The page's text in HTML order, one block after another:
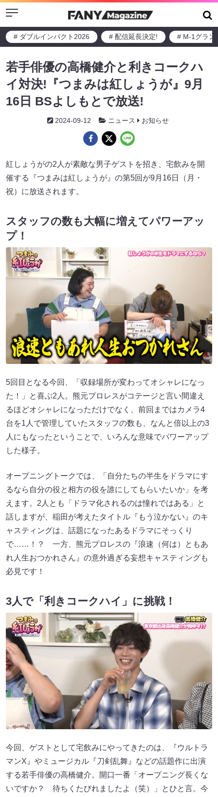
Menu
# ダブルインパクト2026 # 配信延長決定! # M-1グラン
若手俳優の高橋健介と利きコークハ
イ対決!『つまみは紅しょうが』9月
16日 BSよしもとで放送!
2024-09-12 ニュース お知らせ
紅しょうがの2人が素敵な男子ゲストを招き、宅飲みを開
催する『つまみは紅しょうが』の第5回が9月16日（月・
祝）に放送されます。
スタッフの数も大幅に増えてパワーアッ
プ！
5回目となる今回、「収録場所が変わってオシャレになっ
た！」と喜ぶ2人。熊元プロレスがコテージと言い間違え
るほどオシャレになっただけでなく、前回まではカメラ4
台を1人で管理していたスタッフの数も、なんと倍以上の3
人にもなったということで、いろんな意味でパワーアップ
した様子。
オープニングトークでは、「自分たちの半生をドラマにす
るなら自分の役と相方の役を誰にしてもらいたいか」を考
えます。2人とも「ドラマ化されるのは憧れではある」と
話しますが、稲田が考えたタイトル『もう泣かない』のキ
ャスティングは、話題になったあるドラマにそっくり
で……！？ 一方、熊元プロレスの『浪速（何は）ともあ
れ人生おつかれさん』の意外過ぎる妄想キャスティングも
必見です！
3人で「利きコークハイ」に挑戦！
今回、ゲストとして宅飲みにやってきたのは、『ウルトラ
マンX』やミュージカル『刀剣乱舞』などの話題作に出演
する若手俳優の高橋健介。開口一番「オープニング長くな
いですか？ 待ちくたびれましたよ（笑）」とひと言。今